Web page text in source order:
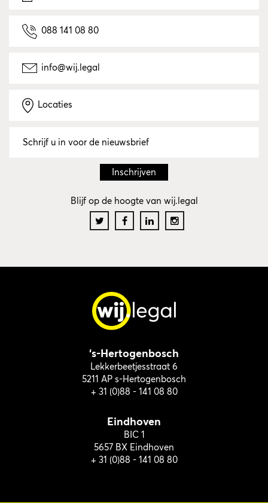
088 141 08 80
info@wij.legal
Locaties
Blijf op de hoogte van wij.legal
‘s-Hertogenbosch
Lekkerbeetjesstraat 6
5211 AP s-Hertogenbosch
+ 31 (0)88 - 141 08 80
Eindhoven
BIC 1
5657 BX Eindhoven
+ 31 (0)88 - 141 08 80